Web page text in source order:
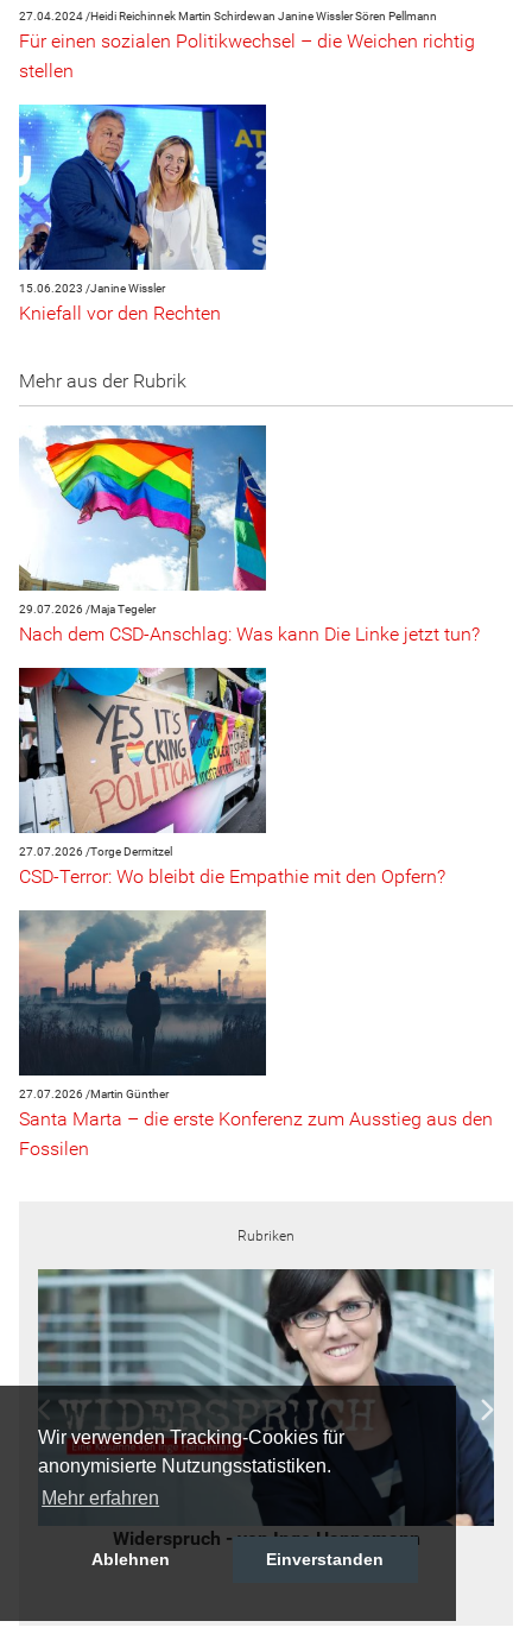
Wir verwenden Tracking-Cookies für
anonymisierte Nutzungsstatistiken.
Mehr erfahren
Ablehnen Einverstanden
27.04.2024 /Heidi Reichinnek Martin Schirdewan Janine WisslerSören Pellmann
Für einen sozialen Politikwechsel – die Weichen richtig
stellen
15.06.2023 /Janine Wissler
Kniefall vor den Rechten
Mehr aus der Rubrik
29.07.2026 /Maja Tegeler
Nach dem CSD-Anschlag: Was kann Die Linke jetzt tun?
27.07.2026 /Torge Dermitzel
CSD-Terror: Wo bleibt die Empathie mit den Opfern?
27.07.2026 /Martin Günther
Santa Marta – die erste Konferenz zum Ausstieg aus den
Fossilen
Rubriken
Widerspruch - von Inge Hannemann